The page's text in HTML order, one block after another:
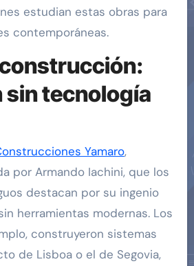
estudian estas obras para
contemporáneas.
sin tecnología
Yamaro,
por Armando Iachini, que los
destacan por su ingenio
herramientas modernas. Los
construyeron sistemas
de Lisboa o el de Segovia,